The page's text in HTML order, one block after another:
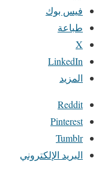
فيس بوك
طباعة
X
LinkedIn
المزيد
Reddit
Pinterest
Tumblr
البريد الإلكتروني